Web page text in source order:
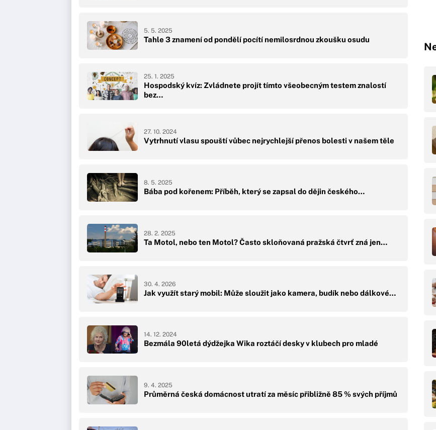
Tahle 3 znamení od pondělí pocítí nemilosrdnou zkoušku osudu
5. 5. 2025
Hospodský kvíz: Zvládnete projít tímto všeobecným testem znalostí
bez…
25. 1. 2025
Vytrhnutí vlasu spouští vůbec nejrychlejší přenos bolesti v našem těle
27. 10. 2024
Bába pod kořenem: Příběh, který se zapsal do dějin českého…
8. 5. 2025
Ta Motol, nebo ten Motol? Často skloňovaná pražská čtvrť zná jen…
28. 2. 2025
Jak využít starý mobil: Může sloužit jako kamera, budík nebo dálkové…
30. 4. 2026
Bezmála 90letá dýdžejka Wika roztáčí desky v klubech pro mladé
14. 12. 2024
Průměrná česká domácnost utratí za měsíc přibližně 85 % svých příjmů
9. 4. 2025